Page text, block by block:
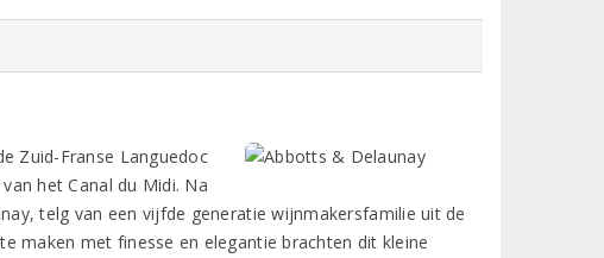
Zuid-Franse Languedoc
het Canal du Midi. Na
telg van een vijfde generatie wijnmakersfamilie uit de
maken met finesse en elegantie brachten dit kleine